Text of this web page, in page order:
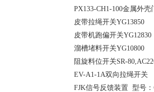
PX133-CH1-100金属外壳
皮带拉绳开关YG13850
皮带机跑偏开关YG12830
溜槽堵料开关YG10800
阻旋料位开关SR-
EV-A1-1A双向拉绳开关
FJK信号反馈装置 型号